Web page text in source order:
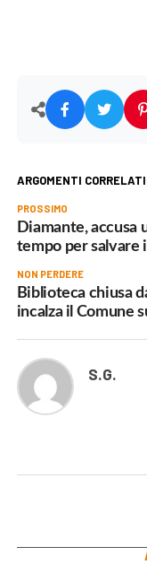
ARGOMENTI
PROSSIMO
Diamante, accusa
tempo per salvare
NON PERDERE
Biblioteca chiusa
incalza il Comune
S.G.